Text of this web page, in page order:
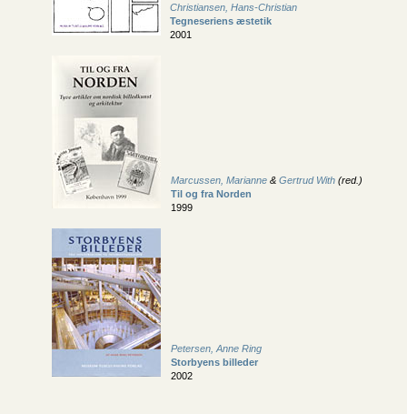
Christiansen, Hans-Christian
Tegneseriens æstetik
2001
Marcussen, Marianne & Gertrud With (red.)
Til og fra Norden
1999
Petersen, Anne Ring
Storbyens billeder
2002